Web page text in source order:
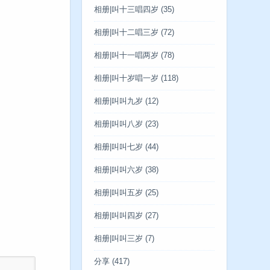
相册|叫十三唱四岁 (35)
相册|叫十二唱三岁 (72)
相册|叫十一唱两岁 (78)
相册|叫十岁唱一岁 (118)
相册|叫叫九岁 (12)
相册|叫叫八岁 (23)
相册|叫叫七岁 (44)
相册|叫叫六岁 (38)
相册|叫叫五岁 (25)
相册|叫叫四岁 (27)
相册|叫叫三岁 (7)
分享 (417)